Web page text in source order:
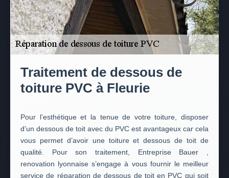
Traitement de dessous de
toiture PVC à Fleurie
Pour l’esthétique et la tenue de votre toiture, disposer
d’un dessous de toit avec du PVC est avantageux car cela
vous permet d’avoir une toiture et dessous de toit de
qualité. Pour son traitement, Entreprise Bauer ,
renovation lyonnaise s’engage à vous fournir le meilleur
service de réparation de dessous de toit en PVC qui soit